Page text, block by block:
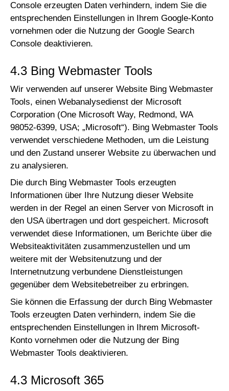
Console erzeugten Daten verhindern, indem Sie die
entsprechenden Einstellungen in Ihrem Google-Konto
vornehmen oder die Nutzung der Google Search
Console deaktivieren.
4.3 Bing Webmaster Tools
Wir verwenden auf unserer Website Bing Webmaster
Tools, einen Webanalysedienst der Microsoft
Corporation (One Microsoft Way, Redmond, WA
98052-6399, USA; „Microsoft“). Bing Webmaster Tools
verwendet verschiedene Methoden, um die Leistung
und den Zustand unserer Website zu überwachen und
zu analysieren.
Die durch Bing Webmaster Tools erzeugten
Informationen über Ihre Nutzung dieser Website
werden in der Regel an einen Server von Microsoft in
den USA übertragen und dort gespeichert. Microsoft
verwendet diese Informationen, um Berichte über die
Websiteaktivitäten zusammenzustellen und um
weitere mit der Websitenutzung und der
Internetnutzung verbundene Dienstleistungen
gegenüber dem Websitebetreiber zu erbringen.
Sie können die Erfassung der durch Bing Webmaster
Tools erzeugten Daten verhindern, indem Sie die
entsprechenden Einstellungen in Ihrem Microsoft-
Konto vornehmen oder die Nutzung der Bing
Webmaster Tools deaktivieren.
4.3 Microsoft 365